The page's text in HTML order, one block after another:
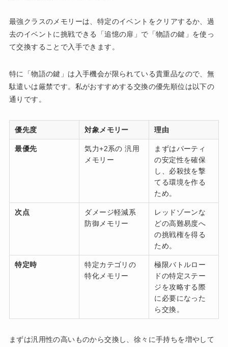
最強クラスのメモリーは、特定のイベントをクリアするか、過
去のイベントに挑戦できる「追憶の扉」で「物語の鍵」を使っ
て交換することで入手できます。
特に「物語の鍵」は入手機会が限られている貴重品なので、無
駄遣いは厳禁です。私がおすすめする交換の優先順位は以下の
通りです。
優先度 対象メモリー 理由
最優先
気力+2系の 汎用
メモリー
まずはパーティ
の安定性を確保
し、必殺技を撃
てる環境を作る
ため。
次点
ダメージ軽減系
防御メモリー
レッドゾーンな
どの高難易度へ
の挑戦権を得る
ため。
特定時
特定カテゴリの
特化メモリー
極限バトルロー
ドの特定ステー
ジを攻略する際
に必要になった
ら交換。
まずは汎用性の高いものから交換し、徐々に手持ちを増やして